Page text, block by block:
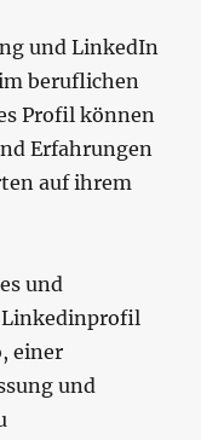
und LinkedIn
beruflichen
Profil können
Erfahrungen
auf ihrem
und
Linkedinprofil
einer
und